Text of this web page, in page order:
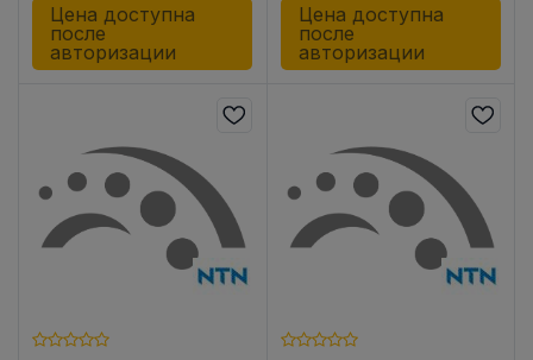
Цена доступна
после
авторизации
Цена доступна
после
авторизации